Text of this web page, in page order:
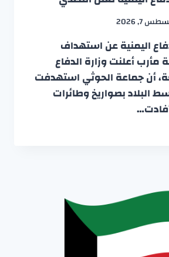
7, 2026
اليمنية عن استهداف
مأرب أعلنت وزارة الدفاع
أن جماعة الحوثي استهدفت
البلاد بصواريخ وطائرات